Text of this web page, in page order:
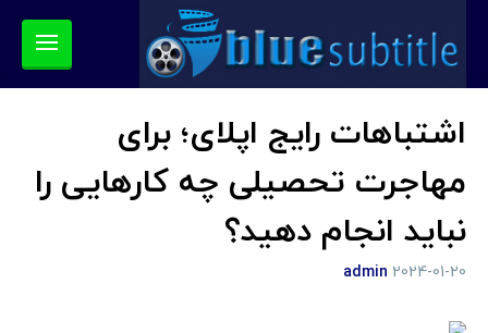
اشتباهات رایج اپلای؛ برای
مهاجرت تحصیلی چه کارهایی را
نباید انجام دهید؟
admin 2024-01-20